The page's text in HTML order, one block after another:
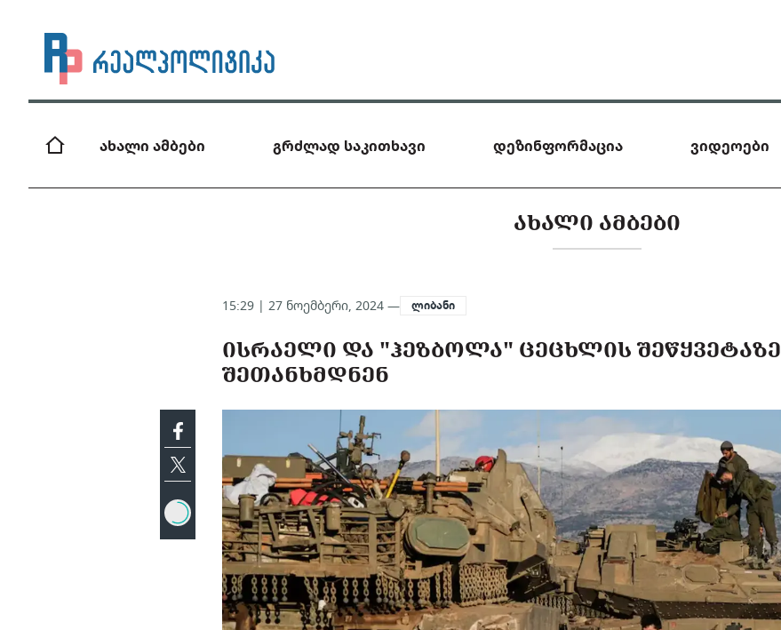
ახალი ამბები გრძლად საკითხავი დეზინფორმაცია ვიდეოები
ᲐᲮᲐᲚᲘ ᲐᲛᲑᲔᲑᲘ
15:29 | 27 ნოემბერი, 2024 — ლიბანი
ᲘᲡᲠᲐᲔᲚᲘ ᲓᲐ "ᲰᲔᲖᲑᲝᲚᲐ" ᲪᲔᲪᲮᲚᲘᲡ ᲨᲔᲬᲧᲕᲔᲢᲐᲖᲔ
ᲨᲔᲗᲐᲜᲮᲛᲓᲜᲔᲜ